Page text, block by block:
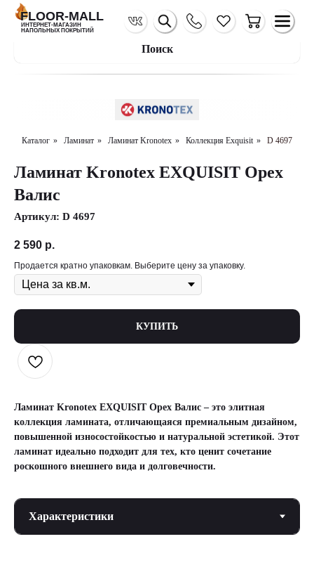
Поиск
FLOOR-MALL
ИНТЕРНЕТ-МАГАЗИН
НАПОЛЬНЫХ ПОКРЫТИЙ
Каталог » Ламинат » Ламинат Kronotex » Коллекция Exquisit » D 4697
Ламинат Kronotex EXQUISIT Орех
Валис
Артикул: D 4697
2 590 р.
Продается кратно упаковкам. Выберите цену за упаковку.
КУПИТЬ
Ламинат Kronotex EXQUISIT Орех Валис – это элитная
коллекция ламината, отличающаяся премиальным дизайном,
повышенной износостойкостью и натуральной эстетикой. Этот
ламинат идеально подходит для тех, кто ценит сочетание
роскошного внешнего вида и долговечности.